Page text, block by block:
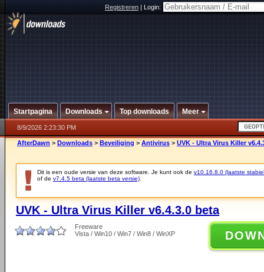
Registreren|Login:
Startpagina Downloads Top downloads Meer
8/9/2026 2:23:30 PM
AfterDawn > Downloads > Beveiliging > Antivirus > UVK - Ultra Virus Killer
Dit is een oude versie van deze software. Je kunt ook de v10.16.8.0 (laatste
of de v7.4.5 beta (laatste beta versie)
UVK - Ultra Virus Killer v6.4.3.0 beta
Freeware
Vista / Win10 / Win7 / Win8 / WinXP